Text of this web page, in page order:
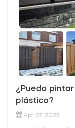
¿Puedo
plástico?
Apr 07, 2025